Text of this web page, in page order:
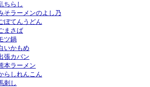
ちらし
そラーメンのよし乃
ぼてんうどん
まさば
ツ鍋
いかもめ
張カバン
本ラーメン
らしれんこん
刺し